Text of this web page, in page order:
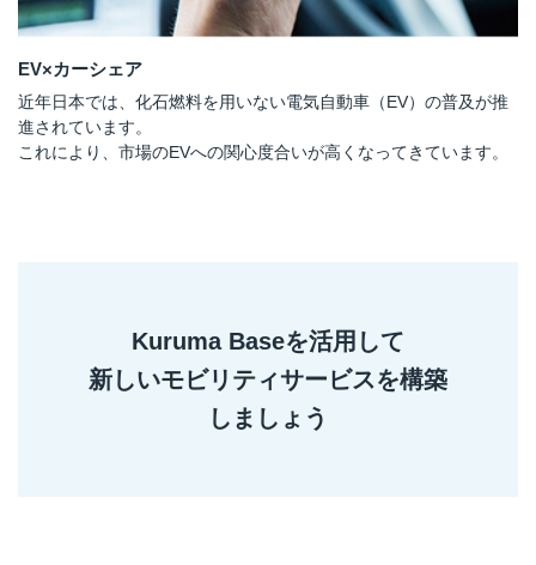
EV×カーシェア
近年日本では、化石燃料を用いない電気自動車（EV）の普及が推
進されています。
これにより、市場のEVへの関心度合いが高くなってきています。
Kuruma Baseを活用して
新しいモビリティサービスを構築
しましょう